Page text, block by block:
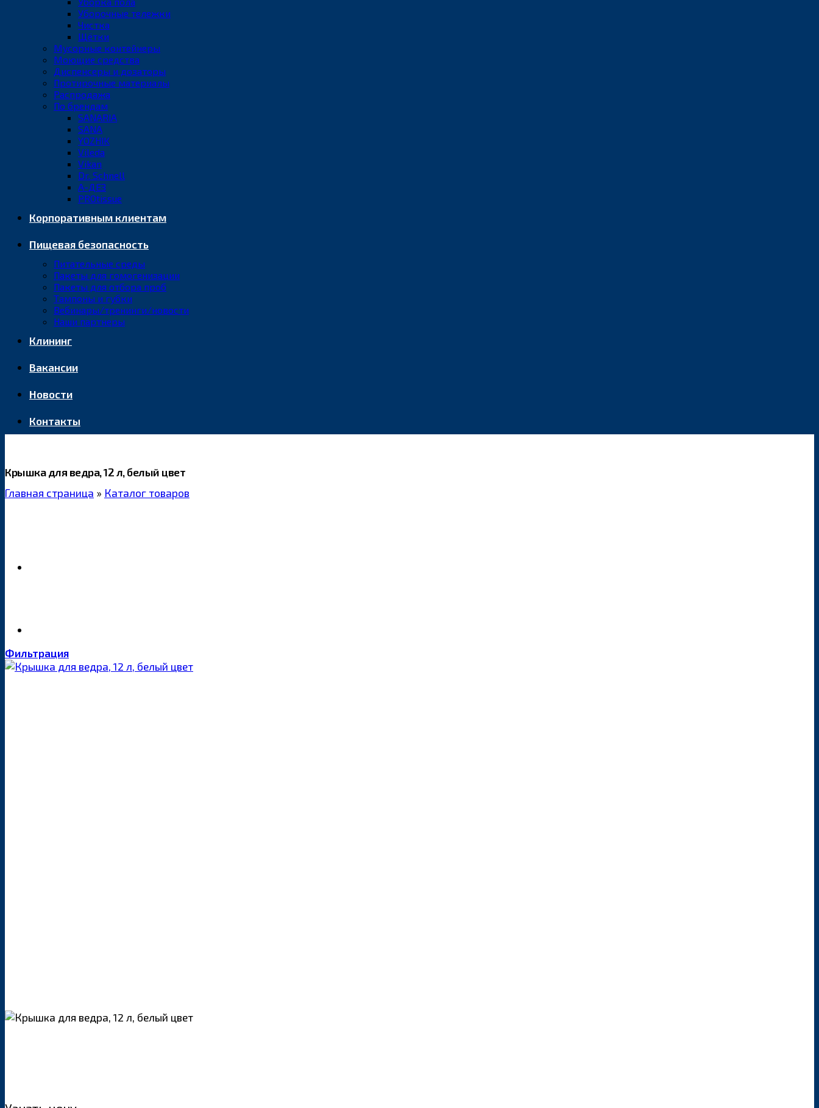
Уборочные тележки
Чистка
Щётки
Мусорные контейнеры
Моющие средства
Диспенсеры и дозаторы
Протирочные материалы
Распродажа
По брендам
SANARIA
SANA
YOZHIK
Vileda
Vikan
Dr. Schnell
А-ДЕЗ
PROtissue
Корпоративным клиентам
Пищевая безопасность
Питательные среды
Пакеты для гомогенизации
Пакеты для отбора проб
Тампоны и губки
Вебинары/тренинги/новости
Наши партнеры
Клининг
Вакансии
Новости
Контакты
Крышка для ведра, 12 л, белый цвет
Главная страница » Каталог товаров
Фильтрация